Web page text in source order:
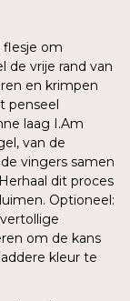
flesje om
de vrije rand van
en krimpen
penseel
laag I.Am
van de
vingers samen
dit proces
Optioneel:
om de kans
kleur te